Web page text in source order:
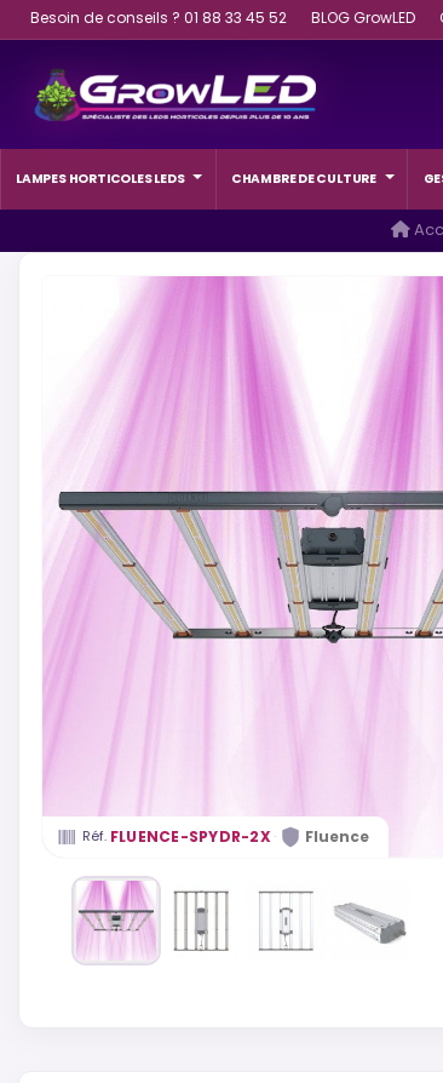
Besoin de conseils ? 01 88 33 45 52 BLOG GrowLED
LAMPES HORTICOLES LEDS CHAMBRE DE CULTURE
Réf. FLUENCE-SPYDR-2X · Fluence